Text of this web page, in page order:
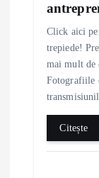
Click aici
trepiede!
mai mult de
Fotografiile
Citește